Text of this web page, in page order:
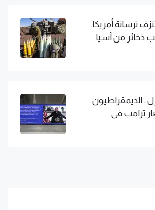
ترسانة أمريكا..
من آسيا
الديمقراطيون
ترامب في